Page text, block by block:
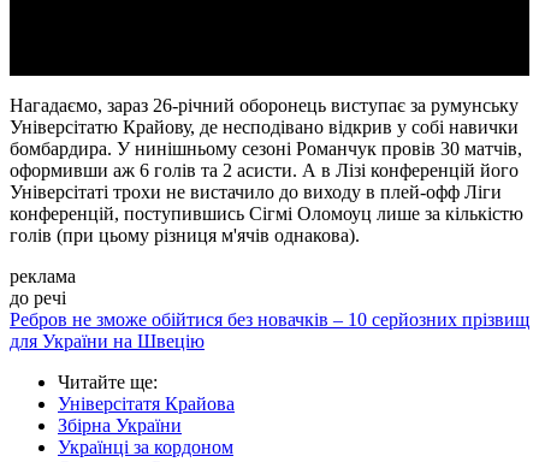
Нагадаємо, зараз 26-річний оборонець виступає за румунську
Універсітатю Крайову, де несподівано відкрив у собі навички
бомбардира. У нинішньому сезоні Романчук провів 30 матчів,
оформивши аж 6 голів та 2 асисти. А в Лізі конференцій його
Універсітаті трохи не вистачило до виходу в плей-офф Ліги
конференцій, поступившись Сігмі Оломоуц лише за кількістю
голів (при цьому різниця м'ячів однакова).
реклама
до речі
Ребров не зможе обійтися без новачків – 10 серйозних прізвищ
для України на Швецію
Читайте ще:
Універсітатя Крайова
Збірна України
Українці за кордоном